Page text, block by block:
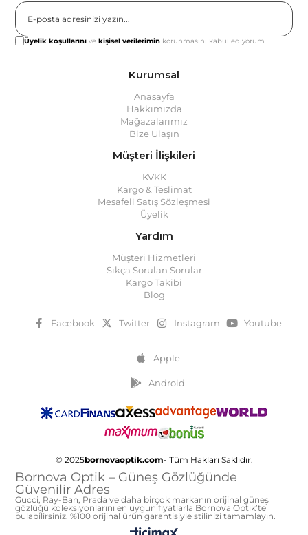
Üyelik koşullarını vekişisel verilerimin korunmasını kabul ediyorum.
Kurumsal
Anasayfa
Hakkımızda
Mağazalarımız
Bize Ulaşın
Müşteri İlişkileri
KVKK
Kargo & Teslimat
Mesafeli Satış Sözleşmesi
Üyelik
Yardım
Müşteri Hizmetleri
Sıkça Sorulan Sorular
Kargo Takibi
Blog
Facebook Twitter Instagram Youtube
Apple
Android
© 2025bornovaoptik.com- Tüm Hakları Saklıdır.
Bornova Optik – Güneş Gözlüğünde
Güvenilir Adres
Gucci, Ray-Ban, Prada ve daha birçok markanın orijinal güneş
gözlüğü koleksiyonlarını en uygun fiyatlarla Bornova Optik’te
bulabilirsiniz. %100 orijinal ürün garantisiyle stilinizi tamamlayın.